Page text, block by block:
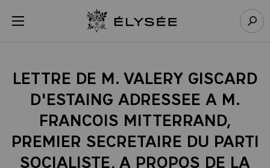
menu Retour à l’accueil Élysée
LETTRE DE M. VALERY GISCARD
D'ESTAING ADRESSEE A M.
FRANCOIS MITTERRAND,
PREMIER SECRETAIRE DU PARTI
SOCIALISTE, A PROPOS DE LA
Panneau de gestion des cookies